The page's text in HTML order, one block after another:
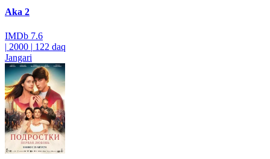
Aka 2
IMDb 7.6
| 2000 | 122 daq
Jangari